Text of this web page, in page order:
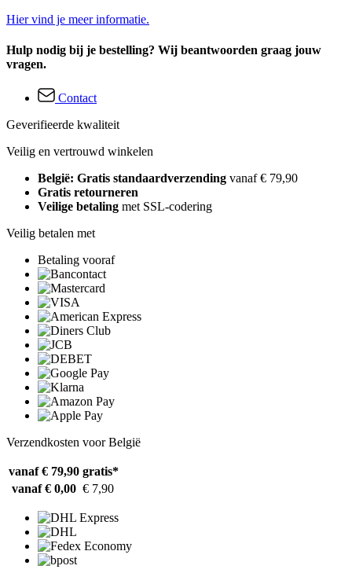
Hier vind je meer informatie.
Hulp nodig bij je bestelling? Wij beantwoorden graag jouw
vragen.
Contact
Geverifieerde kwaliteit
Veilig en vertrouwd winkelen
België: Gratis standaardverzending vanaf € 79,90
Gratis retourneren
Veilige betaling met SSL-codering
Veilig betalen met
Betaling vooraf
Verzendkosten voor België
vanaf € 79,90 gratis*
vanaf € 0,00 € 7,90